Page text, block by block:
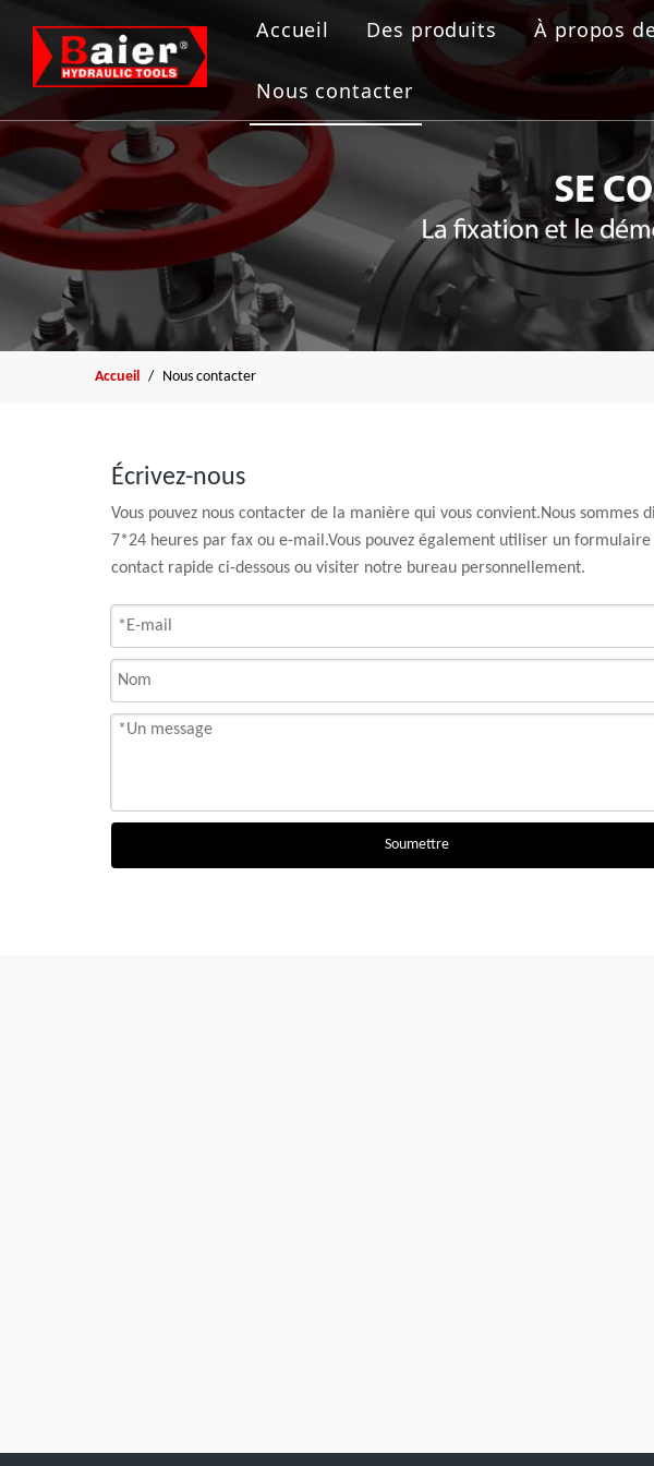
Accueil Des produits
Outils de boulonnage
Vérin hydraulique
Pompe hydrolique
Extracteur
Outil de bride
À propos
Nous contacter
Accueil / Nous contacter
Écrivez-nous
Vous pouvez nous contacter de la manière qui vous convient.Nous sommes
7*24 heures par fax ou e-mail.Vous pouvez également utiliser un formulaire
contact rapide ci-dessous ou visiter notre bureau personnellement.
Soumettre